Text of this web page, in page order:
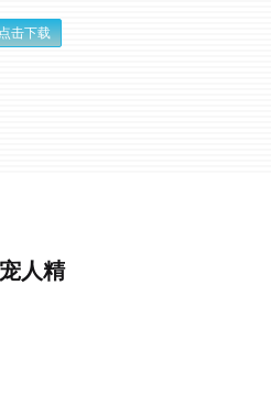
击下载
人精